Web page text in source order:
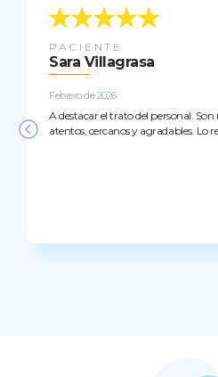
PACIENTE
Sara Villagrasa
Febrero de 2026
A destacar el trato del personal.
atentos, cercanos y agradables. Lo